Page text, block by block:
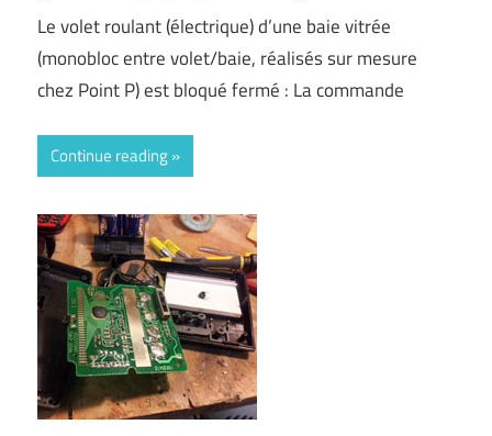
Le volet roulant (électrique) d’une baie vitrée
(monobloc entre volet/baie, réalisés sur mesure
chez Point P) est bloqué fermé : La commande
Continue reading